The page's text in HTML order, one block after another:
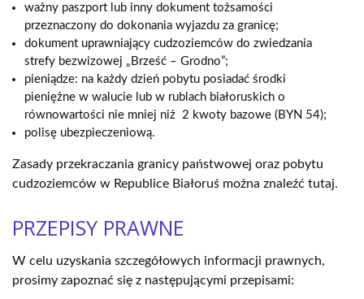
ważny paszport lub inny dokument tożsamości
przeznaczony do dokonania wyjazdu za granicę;
dokument uprawniający cudzoziemców do zwiedzania
strefy bezwizowej „Brześć – Grodno”;
pieniądze: na każdy dzień pobytu posiadać środki
pieniężne w walucie lub w rublach białoruskich o
równowartości nie mniej niż 2 kwoty bazowe (BYN 54);
polisę ubezpieczeniową.
Zasady przekraczania granicy państwowej oraz pobytu
cudzoziemców w Republice Białoruś można znaleźć tutaj.
PRZEPISY PRAWNE
W celu uzyskania szczegółowych informacji prawnych,
prosimy zapoznać się z następującymi przepisami: